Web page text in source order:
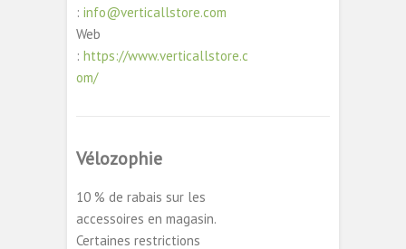
: info@verticallstore.com
Web
: https://www.verticallstore.c
om/
Vélozophie
10 % de rabais sur les
accessoires en magasin.
Certaines restrictions